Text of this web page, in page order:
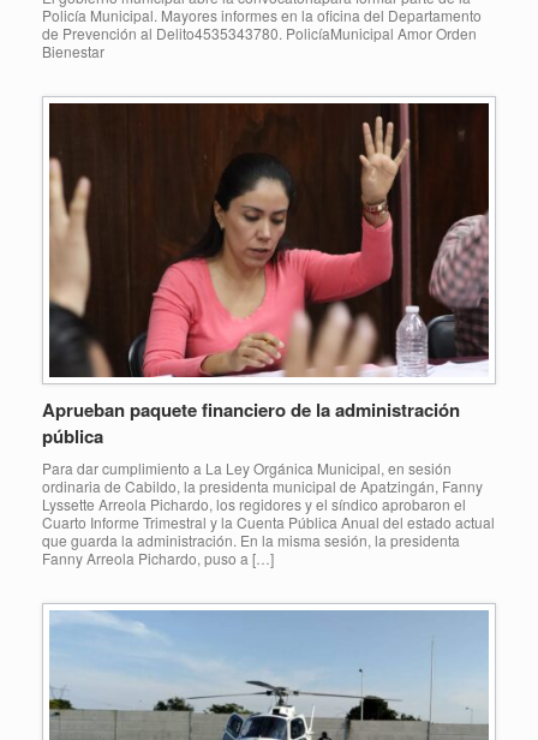
Policía Municipal. Mayores informes en la oficina del Departamento
de Prevención al Delito4535343780. PolicíaMunicipal Amor Orden
Bienestar
Aprueban paquete financiero de la administración
pública
Para dar cumplimiento a La Ley Orgánica Municipal, en sesión
ordinaria de Cabildo, la presidenta municipal de Apatzingán, Fanny
Lyssette Arreola Pichardo, los regidores y el síndico aprobaron el
Cuarto Informe Trimestral y la Cuenta Pública Anual del estado actual
que guarda la administración. En la misma sesión, la presidenta
Fanny Arreola Pichardo, puso a […]